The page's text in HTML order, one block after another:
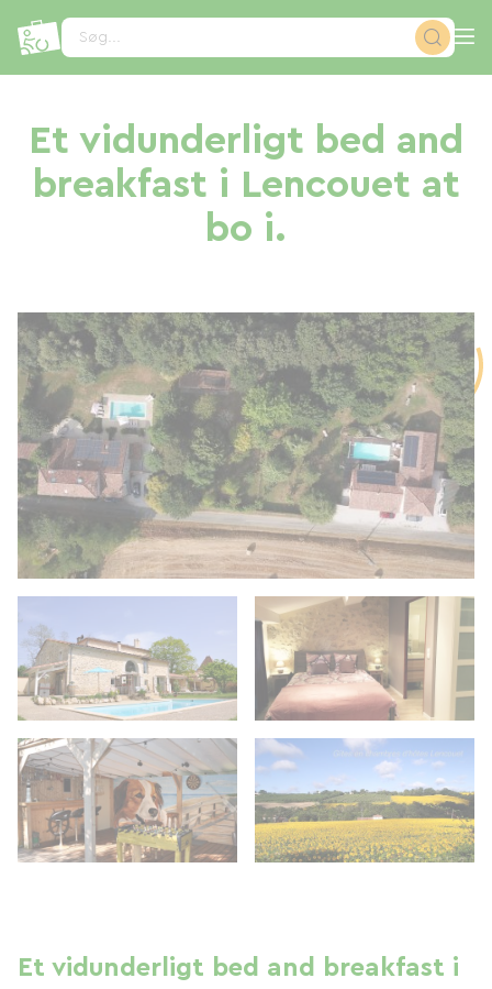
Søg...
Et vidunderligt bed and
breakfast i Lencouet at
bo i.
Et vidunderligt bed and breakfast i
CCookie-styringspanel